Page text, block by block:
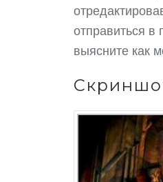
отправиться в
выясните как